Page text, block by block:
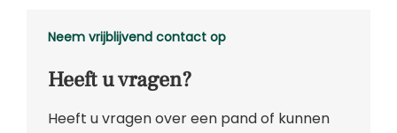
Neem vrijblijvend contact op
Heeft u vragen?
Heeft u vragen over een pand of kunnen